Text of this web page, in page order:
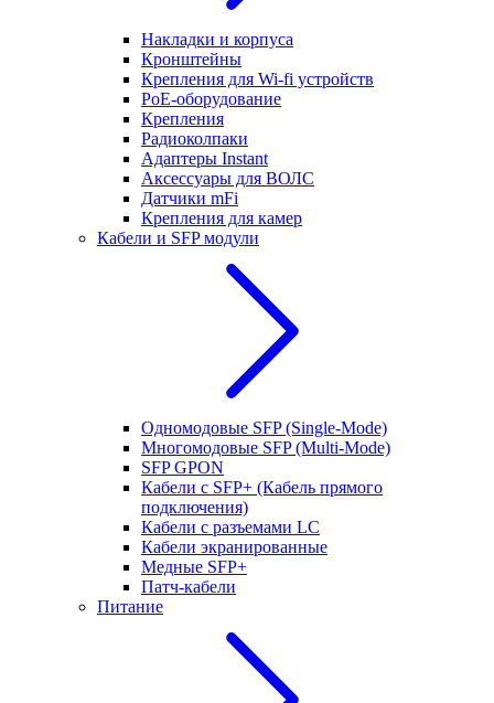
Накладки и корпуса
Кронштейны
Крепления для Wi-fi устройств
РоЕ-оборудование
Крепления
Радиоколпаки
Адаптеры Instant
Аксессуары для ВОЛС
Датчики mFi
Крепления для камер
Кабели и SFP модули
Одномодовые SFP (Single-Mode)
Многомодовые SFP (Multi-Mode)
SFP GPON
Кабели с SFP+ (Кабель прямого
подключения)
Кабели с разъемами LC
Кабели экранированные
Медные SFP+
Патч-кабели
Питание